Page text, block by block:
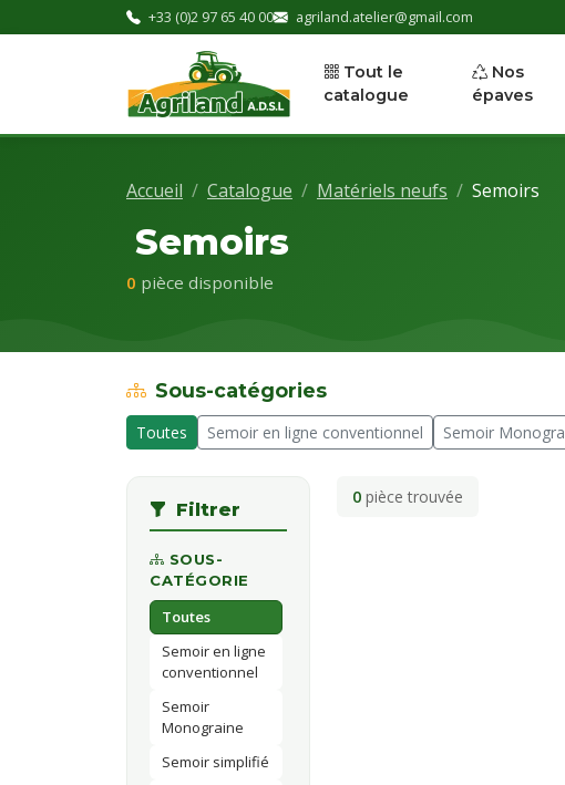
+33 (0)2 97 65 40 00 agriland.atelier@gmail.com
Tout le
catalogue
Nos
épaves
Accueil Catalogue Matériels neufs Semoirs
Semoirs
0 pièce disponible
Sous-catégories
Toutes Semoir en ligne conventionnel Semoir
Filtrer
SOUS-
CATÉGORIE
Toutes
Semoir en ligne
conventionnel
Semoir
Monograine
Semoir simplifié
0 pièce trouvée